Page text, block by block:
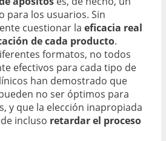
para los usuarios. Sin
cuestionar la eficacia real
de cada producto.
formatos, no todos
efectivos para cada tipo de
han demostrado que
no ser óptimos para
y que la elección inapropiada
incluso retardar el proceso